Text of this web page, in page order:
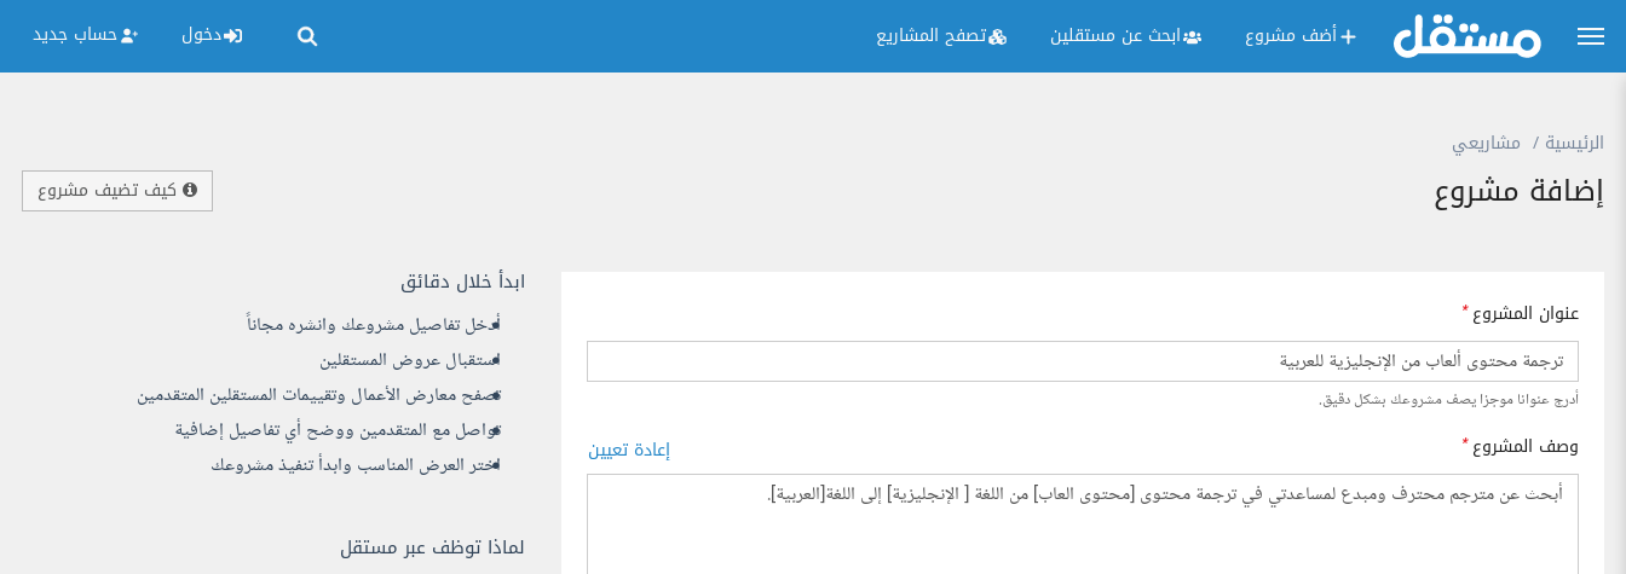
أضف مشروع ابحث عن مستقلين تصفح المشاريع دخول حساب جديد
الرئيسية مشاريعي
إضافة مشروع كيف تضيف مشروع
ابدأ خلال دقائق
أدخل تفاصيل مشروعك وانشره مجاناً
استقبال عروض المستقلين
تصفح معارض الأعمال وتقييمات المستقلين المتقدمين
تواصل مع المتقدمين ووضح أي تفاصيل إضافية
اختر العرض المناسب وابدأ تنفيذ مشروعك
لماذا توظف عبر مستقل
عنوان المشروع*
أدرج عنوانا موجزا يصف مشروعك بشكل دقيق.
وصف المشروع* إعادة تعيين